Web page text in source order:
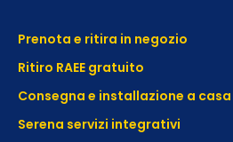
Prenota e ritira in negozio
Ritiro RAEE gratuito
Consegna e installazione a casa
Serena servizi integrativi